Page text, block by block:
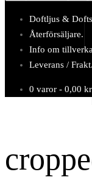
Doftljus &
Återförsäljare.
Info om
Leverans / Frakt.
0 varor - 0,00 kr